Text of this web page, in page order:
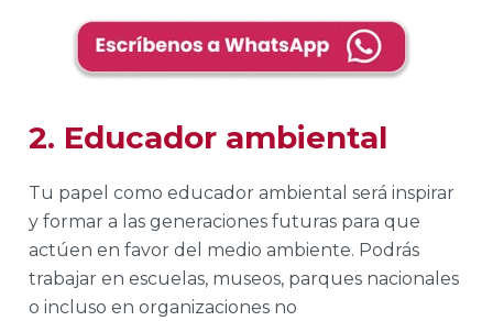
2. Educador ambiental
Tu papel como educador ambiental será inspirar
y formar a las generaciones futuras para que
actúen en favor del medio ambiente. Podrás
trabajar en escuelas, museos, parques nacionales
o incluso en organizaciones no